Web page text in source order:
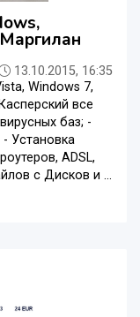
13.10.2015, 16:35
Windows 7,
все
баз; -
Установка
ADSL,
с Дисков и ...